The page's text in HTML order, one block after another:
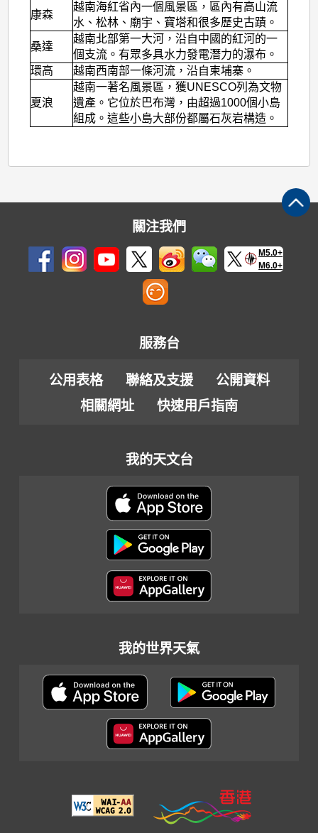
康森
越南海紅省內一個風景區，區內有高山流
水、松林、廟宇、寶塔和很多歷史古蹟。
桑達
越南北部第一大河，沿自中國的紅河的一
個支流。有眾多具水力發電潛力的瀑布。
環高
越南西南部一條河流，沿自柬埔寨。
夏浪
越南一著名風景區，獲UNESCO列為文物
遺產。它位於巴布灣，由超過1000個小島
組成。這些小島大部份都屬石灰岩構造。
關注我們
M5.0+
M6.0+
服務台
公用表格 聯絡及支援
公開資料
相關網址
快速用戶指南
我的天文台
我的世界天氣